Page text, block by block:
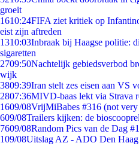
groeit
1610:24FIFA ziet kritiek op
eist zijn aftreden
1310:03Inbraak bij Haagse politie:
sigaretten
2709:50Nachtelijk gebiedsverbod
wijk
3809:39Iran stelt zes eisen aan VS
2807:36MIVD-baas lekt via Strava
1609/08VrijMiBabes #316 (not
609/08Trailers kijken: de
7609/08Random Pics van de Dag
109/08Uitslag AZ - ADO Den Haag